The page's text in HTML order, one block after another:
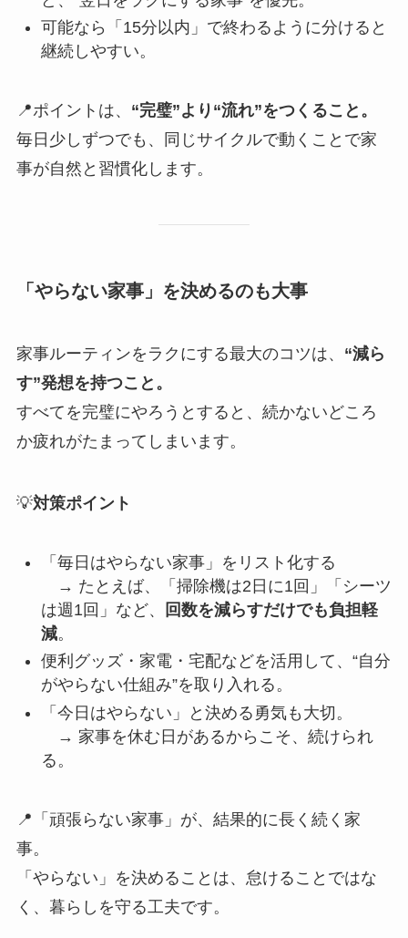
可能なら「15分以内」で終わるように分けると
継続しやすい。
📍ポイントは、 “完璧”より“流れ”をつくること。
毎日少しずつでも、同じサイクルで動くことで家
事が自然と習慣化します。
「やらない家事」を決めるのも大事
家事ルーティンをラクにする最大のコツは、 “減ら
す”発想を持つこと。
すべてを完璧にやろうとすると、続かないどころ
か疲れがたまってしまいます。
💡対策ポイント
「毎日はやらない家事」をリスト化する
→ たとえば、「掃除機は2日に1回」「シーツ
は週1回」など、
回数を減らすだけでも負担軽
減。
便利グッズ・家電・宅配などを活用して、“自分
がやらない仕組み”を取り入れる。
「今日はやらない」と決める勇気も大切。
→ 家事を休む日があるからこそ、続けられ
る。
📍「頑張らない家事」が、結果的に長く続く家
事。
「やらない」を決めることは、怠けることではな
く、暮らしを守る工夫です。